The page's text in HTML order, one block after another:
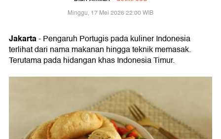
Minggu, 17 Mei 2026 22:00 WIB
Jakarta- Pengaruh Portugis pada kuliner Indonesia
terlihat dari nama makanan hingga teknik memasak.
Terutama pada hidangan khas Indonesia Timur.